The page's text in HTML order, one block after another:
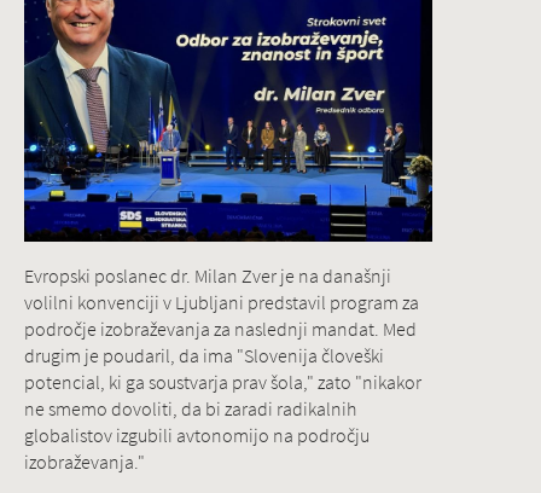
Evropski poslanec dr. Milan Zver je na današnji
volilni konvenciji v Ljubljani predstavil program za
področje izobraževanja za naslednji mandat. Med
drugim je poudaril, da ima "Slovenija človeški
potencial, ki ga soustvarja prav šola," zato "nikakor
ne smemo dovoliti, da bi zaradi radikalnih
globalistov izgubili avtonomijo na področju
izobraževanja."